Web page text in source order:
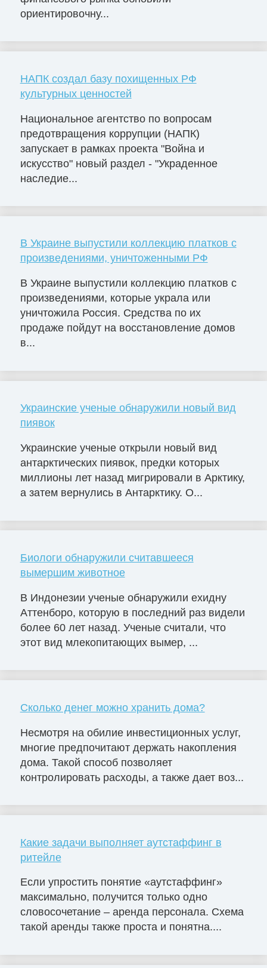
ориентировочну...
НАПК создал базу похищенных РФ
культурных ценностей
Национальное агентство по вопросам
предотвращения коррупции (НАПК)
запускает в рамках проекта "Война и
искусство" новый раздел - "Украденное
наследие...
В Украине выпустили коллекцию платков с
произведениями, уничтоженными РФ
В Украине выпустили коллекцию платков с
произведениями, которые украла или
уничтожила Россия. Средства по их
продаже пойдут на восстановление домов
в...
Украинские ученые обнаружили новый вид
пиявок
Украинские ученые открыли новый вид
антарктических пиявок, предки которых
миллионы лет назад мигрировали в Арктику,
а затем вернулись в Антарктику. О...
Биологи обнаружили считавшееся
вымершим животное
В Индонезии ученые обнаружили ехидну
Аттенборо, которую в последний раз видели
более 60 лет назад. Ученые считали, что
этот вид млекопитающих вымер, ...
Сколько денег можно хранить дома?
Несмотря на обилие инвестиционных услуг,
многие предпочитают держать накопления
дома. Такой способ позволяет
контролировать расходы, а также дает воз...
Какие задачи выполняет аутстаффинг в
ритейле
Если упростить понятие «аутстаффинг»
максимально, получится только одно
словосочетание – аренда персонала. Схема
такой аренды также проста и понятна....